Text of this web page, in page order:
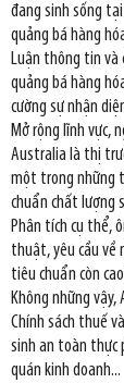
đang sinh sống
quảng bá hàng
Luận thông tin
quảng bá hàng
cường sự nhận
Mở rộng lĩnh vực,
Australia là thị
một trong những
chuẩn chất lượng
Phân tích cụ thể,
thuật, yêu cầu về
tiêu chuẩn còn
Không những
Chính sách thuế
sinh an toàn thực
quán kinh doanh...